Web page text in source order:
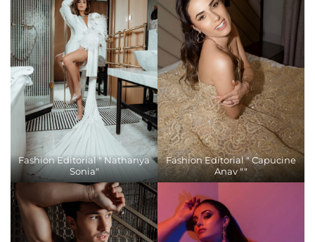
Fashion Editorial " Nathanya
Sonia"
Fashion Editorial " Capucine
Anav ""